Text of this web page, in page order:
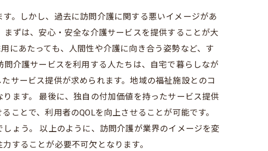
。しかし、過去に訪問介護に関する悪いイメージがあ
ずは、安心・安全な介護サービスを提供することが大
にあたっても、人間性や介護に向き合う姿勢など、す
介護サービスを利用する人たちは、自宅で暮らしなが
サービス提供が求められます。地域の福祉施設とのコ
ます。 最後に、独自の付加価値を持ったサービス提供
とで、利用者のQOLを向上させることが可能です。
ょう。 以上のように、訪問介護が業界のイメージを変
することが必要不可欠となります。